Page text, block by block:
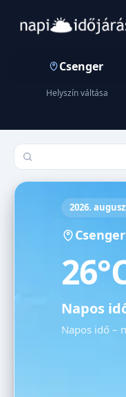
Csenger
Helyszín váltása
Település keresése
2026.
Csenger
Napos
Napos idő –